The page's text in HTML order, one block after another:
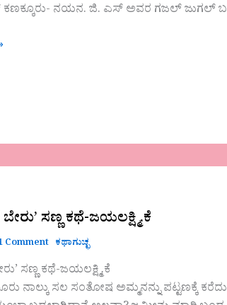
ನಯನ. ಜಿ. ಎಸ್‌ ಅವರ ಗಜಲ್ ಜುಗಲ್
ಸಣ್ಣ ಕಥೆ-ಜಯಲಕ್ಷ್ಮಿ.ಕೆ
Comment ಕಥಾಗುಚ್ಛ
ಸಣ್ಣ ಕಥೆ-ಜಯಲಕ್ಷ್ಮಿ.ಕೆ
ನಾಲ್ಕು ಸಲ ಸಂತೋಷ ಅಮ್ಮನನ್ನು ಪಟ್ಟಣಕ್ಕೆ